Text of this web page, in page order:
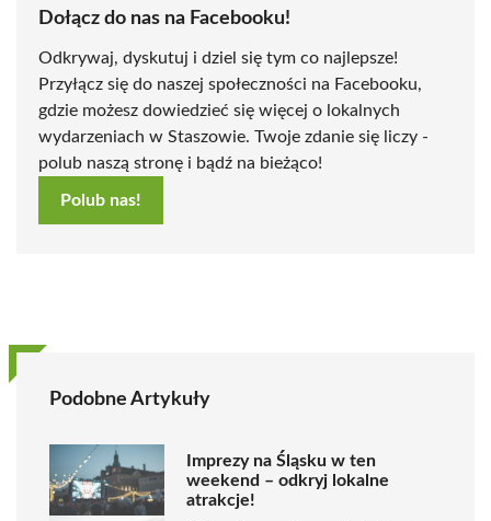
Dołącz do nas na Facebooku!
Odkrywaj, dyskutuj i dziel się tym co najlepsze!
Przyłącz się do naszej społeczności na Facebooku,
gdzie możesz dowiedzieć się więcej o lokalnych
wydarzeniach w Staszowie. Twoje zdanie się liczy -
polub naszą stronę i bądź na bieżąco!
Polub nas!
Podobne Artykuły
Imprezy na Śląsku w ten
weekend – odkryj lokalne
atrakcje!